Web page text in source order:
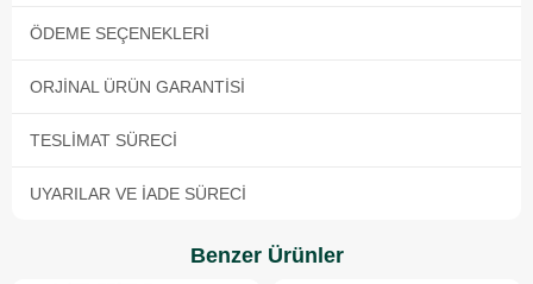
ÖDEME SEÇENEKLERI
ORJINAL ÜRÜN GARANTISI
TESLIMAT SÜRECI
UYARILAR VE İADE SÜRECI
Benzer Ürünler